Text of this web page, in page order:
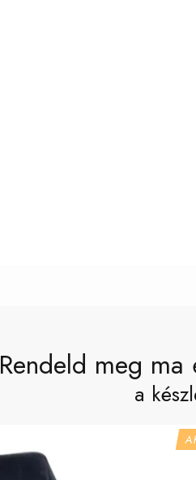
Rendeld meg
a